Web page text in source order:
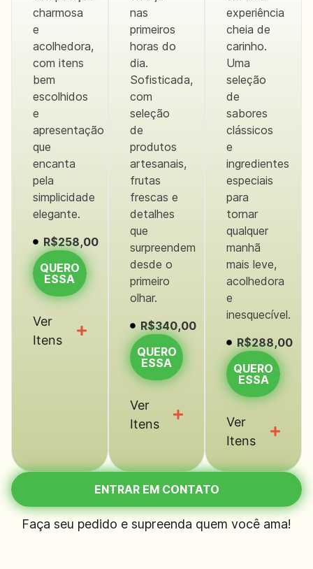
charmosa
e
acolhedora,
com itens
bem
escolhidos
e
apresentação
que
encanta
pela
simplicidade
elegante.
R$258,00
QUERO
ESSA
Ver
Itens
nas
primeiros
horas do
dia.
Sofisticada,
com
seleção
de
produtos
artesanais,
frutas
frescas e
detalhes
que
surpreendem
desde o
primeiro
olhar.
R$340,00
QUERO
ESSA
Ver
Itens
experiência
cheia de
carinho.
Uma
seleção
de
sabores
clássicos
e
ingredientes
especiais
para
tornar
qualquer
manhã
mais leve,
acolhedora
e
inesquecível.
R$288,00
QUERO
ESSA
Ver
Itens
ENTRAR EM CONTATO
Faça seu pedido e supreenda quem você ama!